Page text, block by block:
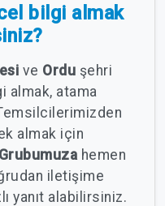
bilgi almak
ve Ordu şehri
almak, atama
almak için
hemen
iletişime
yanıt alabilirsiniz.